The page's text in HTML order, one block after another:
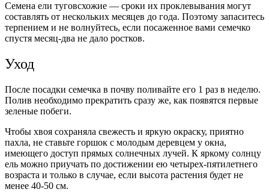
Семена ели туговсхожие — сроки их проклевывания могут
составлять от нескольких месяцев до года. Поэтому запаситесь
терпением и не волнуйтесь, если посаженное вами семечко
спустя месяц-два не дало ростков.
Уход
После посадки семечка в почву поливайте его 1 раз в неделю.
Полив необходимо прекратить сразу же, как появятся первые
зеленые побеги.
Чтобы хвоя сохраняла свежесть и яркую окраску, приятно
пахла, не ставьте горшок с молодым деревцем у окна,
имеющего доступ прямых солнечных лучей. К яркому солнцу
ель можно приучать по достижении ею четырех-пятилетнего
возраста и только в случае, если высота растения будет не
менее 40-50 см.